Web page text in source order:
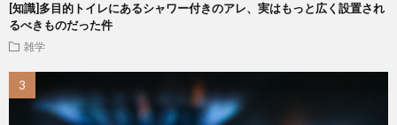
[知識]多目的トイレにあるシャワー付きのアレ、実はもっと広く設置され
るべきものだった件
雑学